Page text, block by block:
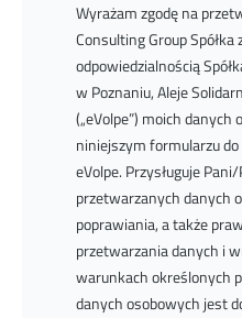
Wyrażam zgodę na
Consulting Group Spółka
odpowiedzialnością
w Poznaniu, Aleje
(„eVolpe”) moich
niniejszym formularzu
eVolpe. Przysługuje
przetwarzanych danych
poprawiania, a także
przetwarzania danych i
warunkach określonych
danych osobowych jest